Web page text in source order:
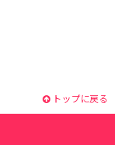
トップに戻る